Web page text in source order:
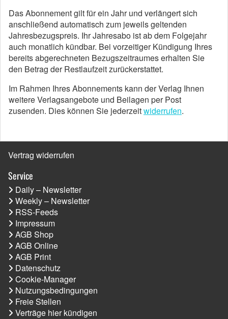
Das Abonnement gilt für ein Jahr und verlängert sich
anschließend automatisch zum jeweils geltenden
Jahresbezugspreis. Ihr Jahresabo ist ab dem Folgejahr
auch monatlich kündbar. Bei vorzeitiger Kündigung Ihres
bereits abgerechneten Bezugszeitraumes erhalten Sie
den Betrag der Restlaufzeit zurückerstattet.
Im Rahmen Ihres Abonnements kann der Verlag Ihnen
weitere Verlagsangebote und Beilagen per Post
zusenden. Dies können Sie jederzeitwiderrufen.
Vertrag widerrufen
Service
Daily – Newsletter
Weekly – Newsletter
RSS-Feeds
Impressum
AGB Shop
AGB Online
AGB Print
Datenschutz
Cookie-Manager
Nutzungsbedingungen
Freie Stellen
Verträge hier kündigen